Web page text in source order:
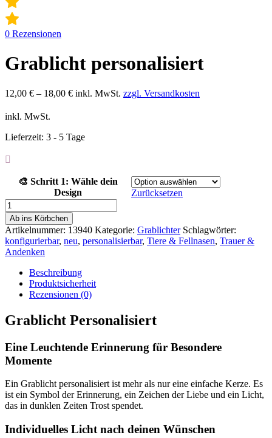
0 Rezensionen
Grablicht personalisiert
12,00 € – 18,00 € inkl. MwSt. zzgl. Versandkosten
inkl. MwSt.
Lieferzeit: 3 - 5 Tage
🎨 Schritt 1: Wähle dein
Design
Zurücksetzen
Grablicht
personalisiert
Menge
Ab ins Körbchen
Artikelnummer: 13940 Kategorie: Grablichter Schlagwörter:
konfigurierbar, neu, personalisierbar, Tiere & Fellnasen, Trauer &
Andenken
Beschreibung
Produktsicherheit
Rezensionen (0)
Grablicht Personalisiert
Eine Leuchtende Erinnerung für Besondere
Momente
Ein Grablicht personalisiert ist mehr als nur eine einfache Kerze. Es
ist ein Symbol der Erinnerung, ein Zeichen der Liebe und ein Licht,
das in dunklen Zeiten Trost spendet.
Individuelles Licht nach deinen Wünschen